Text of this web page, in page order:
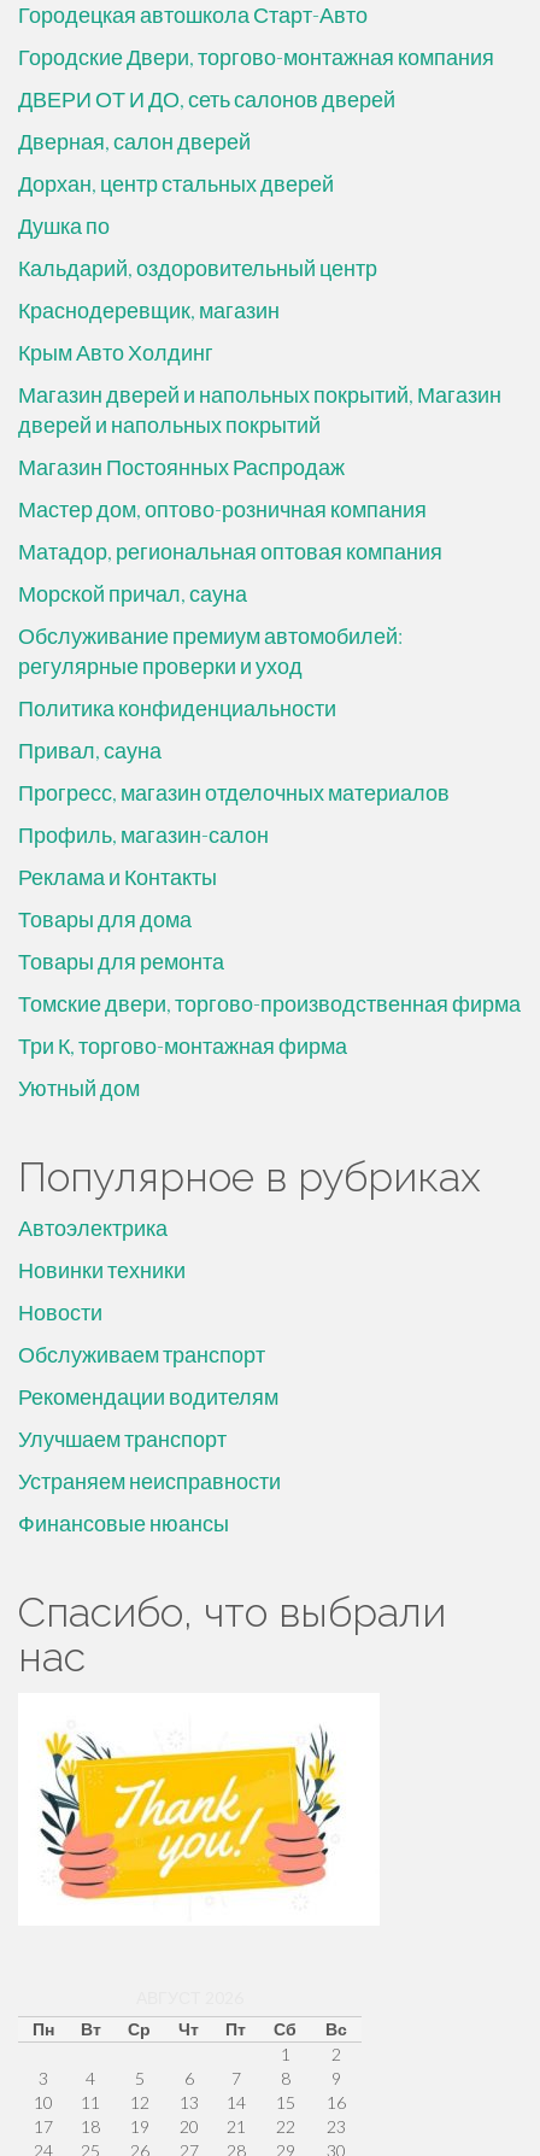
Городецкая автошкола Старт-Авто
Городские Двери, торгово-монтажная компания
ДВЕРИ ОТ И ДО, сеть салонов дверей
Дверная, салон дверей
Дорхан, центр стальных дверей
Душка по
Кальдарий, оздоровительный центр
Краснодеревщик, магазин
Крым Авто Холдинг
Магазин дверей и напольных покрытий, Магазин
дверей и напольных покрытий
Магазин Постоянных Распродаж
Мастер дом, оптово-розничная компания
Матадор, региональная оптовая компания
Морской причал, сауна
Обслуживание премиум автомобилей:
регулярные проверки и уход
Политика конфиденциальности
Привал, сауна
Прогресс, магазин отделочных материалов
Профиль, магазин-салон
Реклама и Контакты
Товары для дома
Товары для ремонта
Томские двери, торгово-производственная фирма
Три К, торгово-монтажная фирма
Уютный дом
Популярное в рубриках
Автоэлектрика
Новинки техники
Новости
Обслуживаем транспорт
Рекомендации водителям
Улучшаем транспорт
Устраняем неисправности
Финансовые нюансы
Спасибо, что выбрали
нас
Пн
Вт Ср Чт Пт Сб
Вс
1
2
3
4 5 6 7 8
9
10
11 12 13 14 15
16
17
18 19 20 21 22
23
24
25 26 27 28 29 30